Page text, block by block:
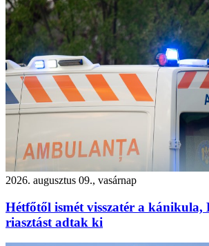
2026. augusztus 09., vasárnap
Hétfőtől ismét visszatér a kánikula,
riasztást adtak ki